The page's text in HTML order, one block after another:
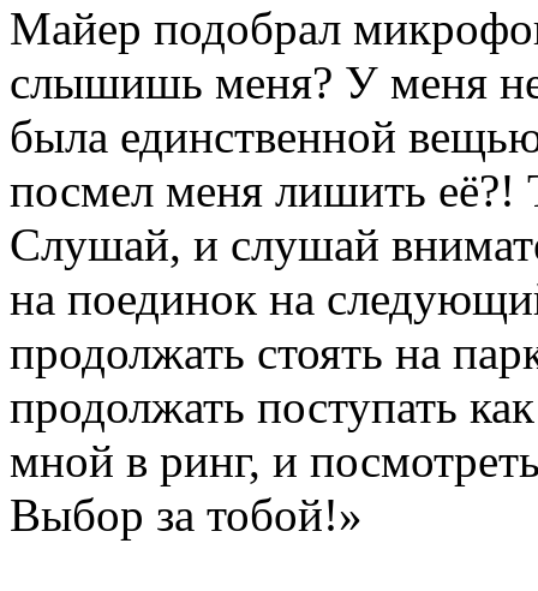
Майер подобрал
слышишь меня? У меня
была единственной
посмел меня лишить её?!
Слушай, и слушай
на поединок на
продолжать стоять на
продолжать поступать
мной в ринг, и
Выбор за тобой!»